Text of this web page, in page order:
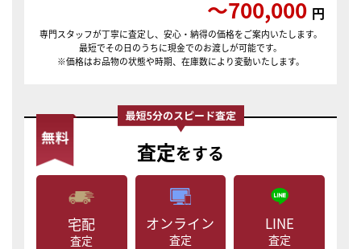
〜700,000 円
専門スタッフが丁寧に査定し、安心・納得の価格をご案内いたします。
最短でその日のうちに現金でのお渡しが可能です。
※価格はお品物の状態や時期、在庫数により変動いたします。
査定をする
宅配
査定
オンライン
査定
LINE
査定